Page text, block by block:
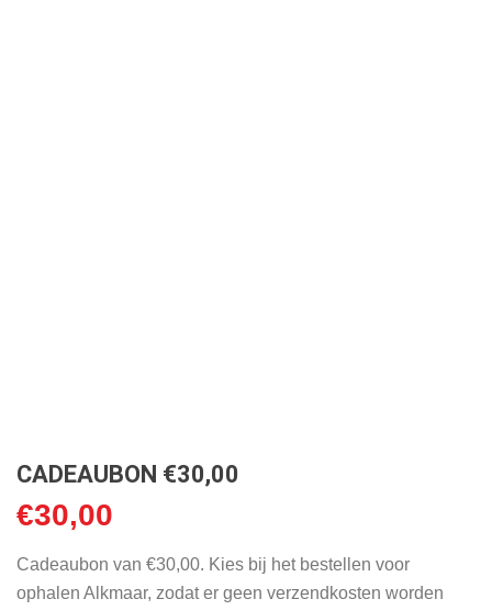
CADEAUBON €30,00
€30,00
Cadeaubon van €30,00. Kies bij het bestellen voor
ophalen Alkmaar, zodat er geen verzendkosten worden